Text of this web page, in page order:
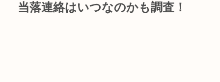
当落連絡はいつなのかも調査！